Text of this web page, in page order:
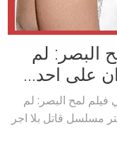
البصر: لم
على احد...
لمح البصر: لم
مسلسل قاتل بلا اجر